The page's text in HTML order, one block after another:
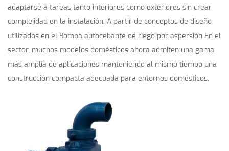
adaptarse a tareas tanto interiores como exteriores sin crear
complejidad en la instalación. A partir de conceptos de diseño
utilizados en el Bomba autocebante de riego por aspersión En el
sector, muchos modelos domésticos ahora admiten una gama
más amplia de aplicaciones manteniendo al mismo tiempo una
construcción compacta adecuada para entornos domésticos.